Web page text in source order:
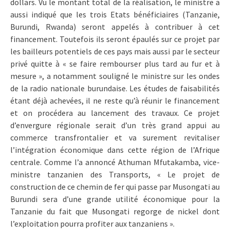
aussi indiqué que les trois Etats bénéficiaires (Tanzanie,
Burundi, Rwanda) seront appelés à contribuer à cet
financement. Toutefois ils seront épaulés sur ce projet par
les bailleurs potentiels de ces pays mais aussi par le secteur
privé quitte à « se faire rembourser plus tard au fur et à
mesure », a notamment souligné le ministre sur les ondes
de la radio nationale burundaise. Les études de faisabilités
étant déjà achevées, il ne reste qu’à réunir le financement
et on procédera au lancement des travaux. Ce projet
d’envergure régionale serait d’un très grand appui au
commerce transfrontalier et va surement revitaliser
l’intégration économique dans cette région de l’Afrique
centrale. Comme l’a annoncé Athuman Mfutakamba, vice-
ministre tanzanien des Transports, « Le projet de
construction de ce chemin de fer qui passe par Musongati au
Burundi sera d’une grande utilité économique pour la
Tanzanie du fait que Musongati regorge de nickel dont
l’exploitation pourra profiter aux tanzaniens ».